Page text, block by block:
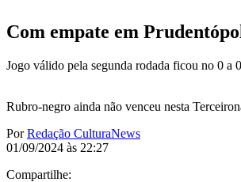
Com empate em
Jogo válido pela segunda rodada ficou no 0 a
Rubro-negro ainda não venceu nesta
PorRedação CulturaNews
01/09/2024 às 22:27
Compartilhe: